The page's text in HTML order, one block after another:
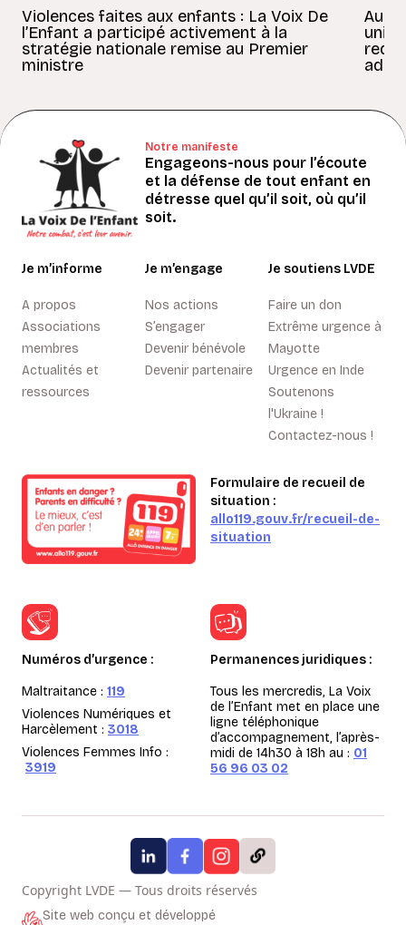
Violences faites aux enfants : La Voix De
l’Enfant a participé activement à la
stratégie nationale remise au Premier
ministre
Au
Notre manifeste
Engageons-nous pour l’écoute
et la défense de tout enfant en
détresse quel qu’il soit, où qu’il
soit.
Je m’informe
A propos
Associations
membres
Actualités et
ressources
Je m’engage
Nos actions
S’engager
Devenir bénévole
Devenir partenaire
Je soutiens LVDE
Faire un don
Extrême urgence à
Mayotte
Urgence en Inde
Soutenons
l'Ukraine !
Contactez-nous !
Formulaire de recueil de
situation :
allo119.gouv.fr/recueil-de-
situation
Numéros d’urgence :
Maltraitance : 119
Violences Numériques et
Harcèlement : 3018
Violences Femmes Info :
3919
Permanences juridiques :
Tous les mercredis, La Voix
de l’Enfant met en place une
ligne téléphonique
d’accompagnement, l’après-
midi de 14h30 à 18h au : 01
56 96 03 02
Copyright LVDE — Tous droits réservés
Site web conçu et développé